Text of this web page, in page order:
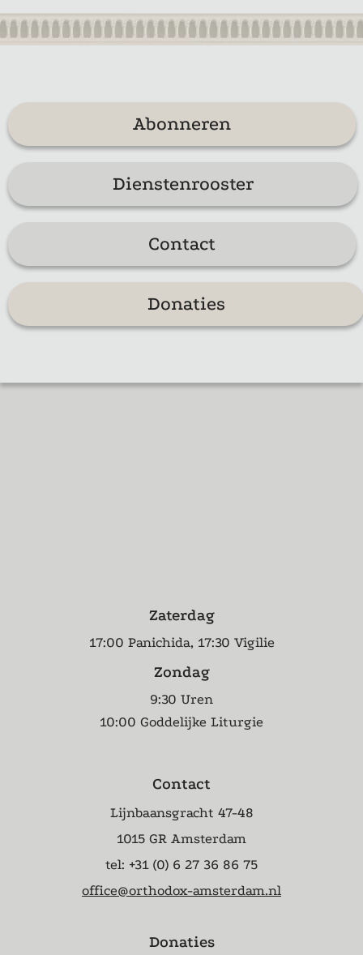
Abonneren
Dienstenrooster
Contact
Donaties
Zaterdag
17:00 Panichida, 17:30 Vigilie
Zondag
9:30 Uren
10:00 Goddelijke Liturgie
Contact
Lijnbaansgracht 47-48
1015 GR Amsterdam
tel: +31 (0) 6 27 36 86 75
office@orthodox-amsterdam.nl
Donaties